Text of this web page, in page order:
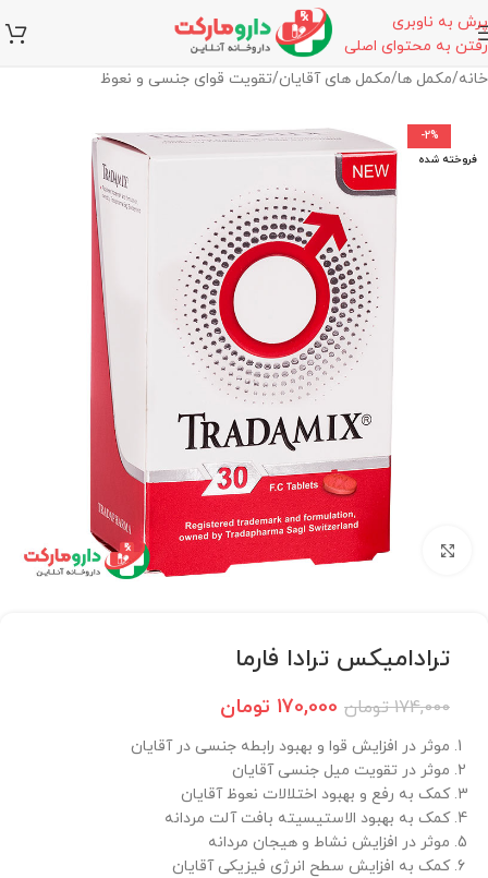
پرش به ناوبری
رفتن به محتوای اصلی
خانه/مکمل ها/مکمل های آقایان/تقویت قوای جنسی و نعوظ
-2%
فروخته شده
برای بزرگنمایی کلیک کنید
ترادامیکس ترادا فارما
174,000 تومان 170,000 تومان
موثر در افزایش قوا و بهبود رابطه جنسی در آقایان
موثر در تقویت میل جنسی آقایان
کمک به رفع و بهبود اختلالات نعوظ آقایان
کمک به بهبود الاستیسیته بافت آلت مردانه
موثر در افزایش نشاط و هیجان مردانه
کمک به افزایش سطح انرژی فیزیکی آقایان